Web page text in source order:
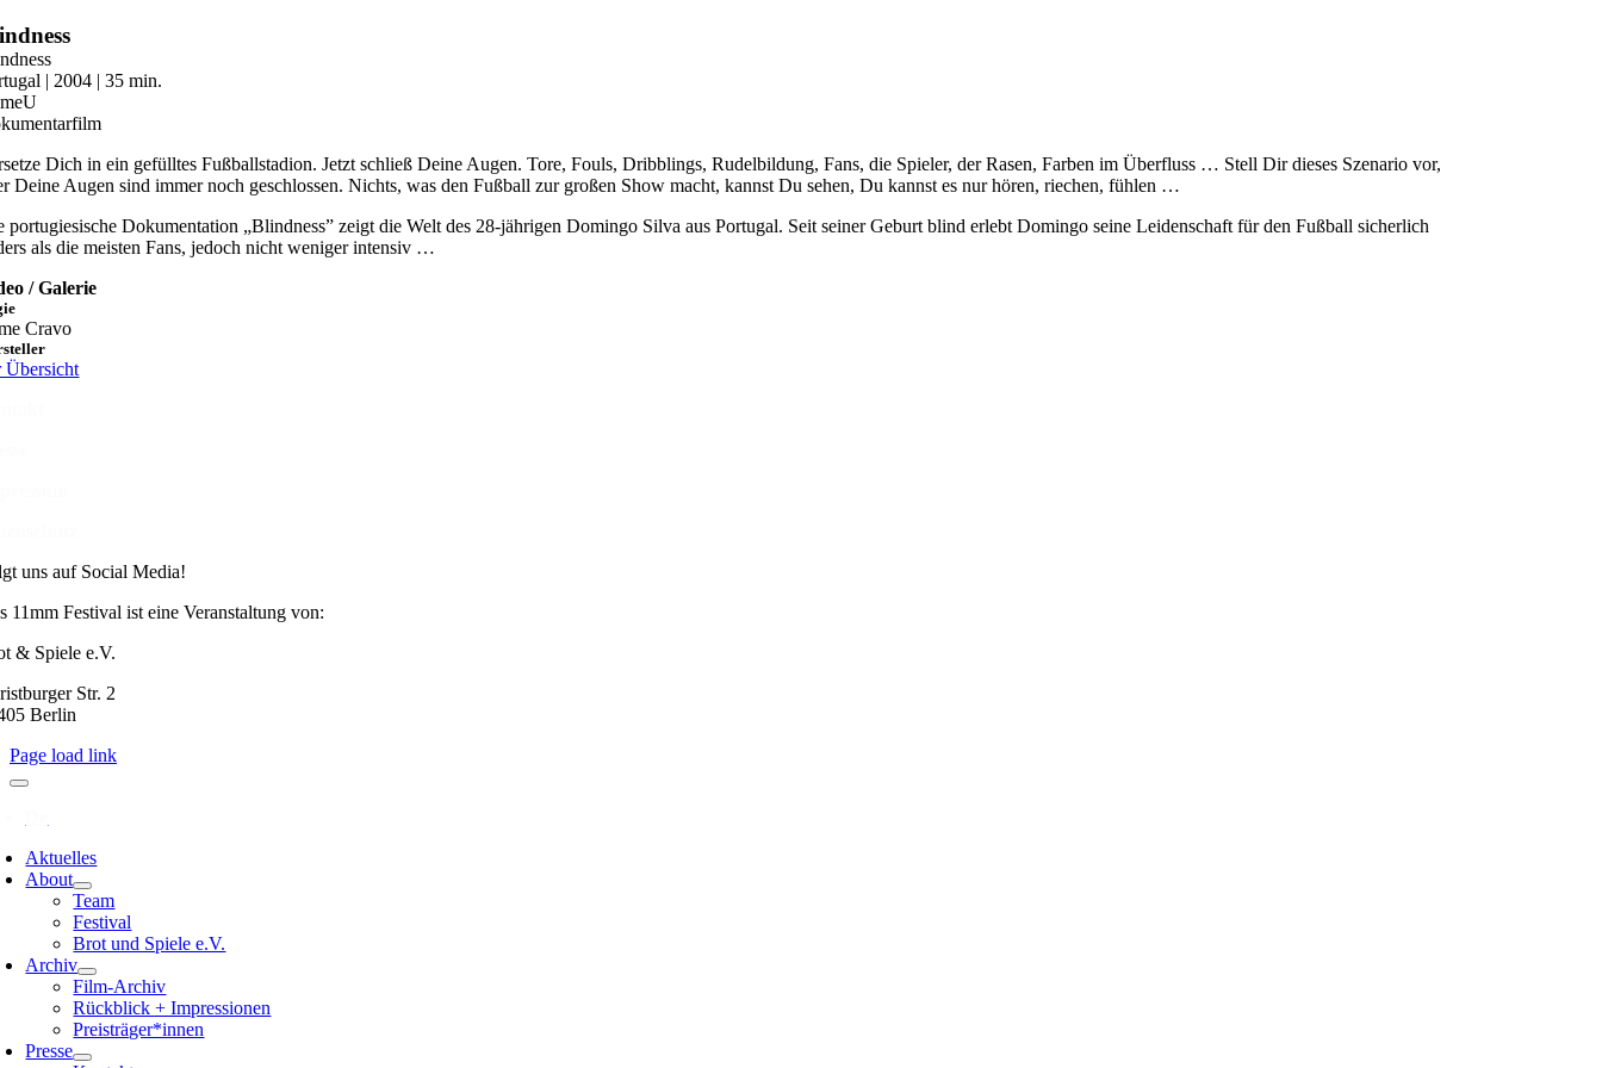
Zum
Inhalt
springen| 2004 | 35 min.
Dich in ein gefülltes Fußballstadion. Jetzt schließ Deine Augen. Tore, Fouls, Dribblings, Rudelbildung, Fans, die Spieler, der Rasen, Farben im Überfluss … Stell Dir dieses Szenario vor,
Deine Augen sind immer noch geschlossen. Nichts, was den Fußball zur großen Show macht, kannst Du sehen, Du kannst es nur hören, riechen, fühlen …
portugiesische Dokumentation „Blindness” zeigt die Welt des 28-jährigen Domingo Silva aus Portugal. Seit seiner Geburt blind erlebt Domingo seine Leidenschaft für den Fußball sicherlich
als die meisten Fans, jedoch nicht weniger intensiv …
/ Galerie
Cravo
Übersicht
uns auf Social Media!
11mm Festival ist eine Veranstaltung von:
& Spiele e.V.
Str. 2
Berlin
Page load link
Aktuelles
About
Team
Festival
Brot und Spiele e.V.
Archiv
Film-Archiv
Rückblick + Impressionen
Preisträger*innen
Presse